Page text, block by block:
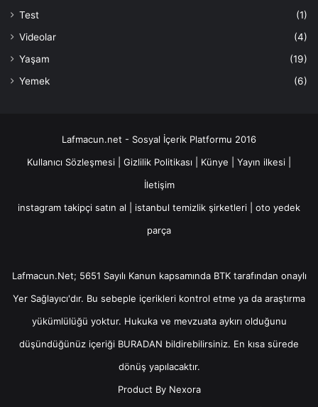
Test
(1)
Videolar
(4)
Yaşam
(19)
Yemek
(6)
Lafmacun.net - Sosyal İçerik Platformu 2016
Kullanıcı Sözleşmesi
Gizlilik Politikası Künye Yayın ilkesi
İletişim
instagram takipçi satın al
istanbul temizlik şirketleri
oto yedek
parça
Lafmacun.Net; 5651 Sayılı Kanun kapsamında BTK tarafından onaylı
Yer Sağlayıcı'dır. Bu sebeple içerikleri kontrol etme ya da araştırma
yükümlülüğü yoktur. Hukuka ve mevzuata aykırı olduğunu
düşündüğünüz içeriği BURADAN bildirebilirsiniz. En kısa sürede
dönüş yapılacaktır.
Product By Nexora